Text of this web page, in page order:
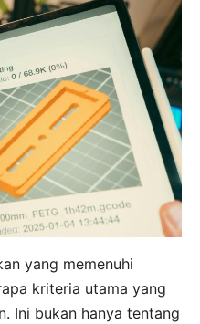
yang memenuhi
kriteria utama yang
Ini bukan hanya tentang